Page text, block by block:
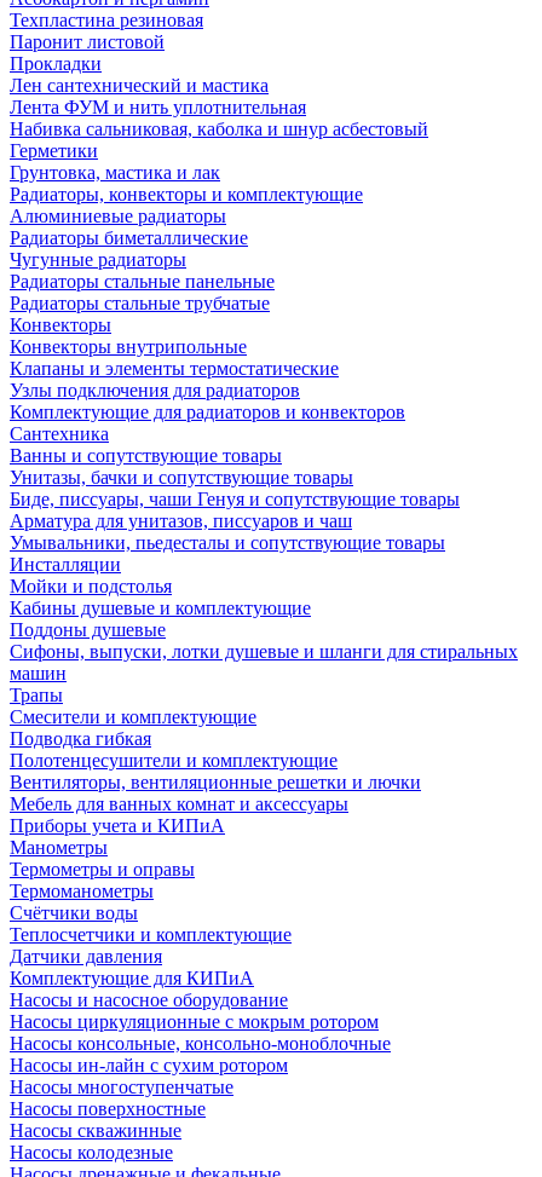
Техпластина резиновая
Паронит листовой
Прокладки
Лен сантехнический и мастика
Лента ФУМ и нить уплотнительная
Набивка сальниковая, каболка и шнур асбестовый
Герметики
Грунтовка, мастика и лак
Радиаторы, конвекторы и комплектующие
Алюминиевые радиаторы
Радиаторы биметаллические
Чугунные радиаторы
Радиаторы стальные панельные
Радиаторы стальные трубчатые
Конвекторы
Конвекторы внутрипольные
Клапаны и элементы термостатические
Узлы подключения для радиаторов
Комплектующие для радиаторов и конвекторов
Сантехника
Ванны и сопутствующие товары
Унитазы, бачки и сопутствующие товары
Биде, писсуары, чаши Генуя и сопутствующие товары
Арматура для унитазов, писсуаров и чаш
Умывальники, пьедесталы и сопутствующие товары
Инсталляции
Мойки и подстолья
Кабины душевые и комплектующие
Поддоны душевые
Сифоны, выпуски, лотки душевые и шланги для стиральных
машин
Трапы
Смесители и комплектующие
Подводка гибкая
Полотенцесушители и комплектующие
Вентиляторы, вентиляционные решетки и лючки
Мебель для ванных комнат и аксессуары
Приборы учета и КИПиА
Манометры
Термометры и оправы
Термоманометры
Счётчики воды
Теплосчетчики и комплектующие
Датчики давления
Комплектующие для КИПиА
Насосы и насосное оборудование
Насосы циркуляционные с мокрым ротором
Насосы консольные, консольно-моноблочные
Насосы ин-лайн с сухим ротором
Насосы многоступенчатые
Насосы поверхностные
Насосы скважинные
Насосы колодезные